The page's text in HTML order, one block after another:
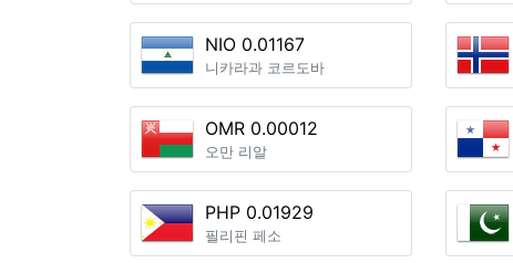
NIO 0.01167
니카라과 코르도바
OMR 0.00012
오만 리알
PHP 0.01929
필리핀 페소